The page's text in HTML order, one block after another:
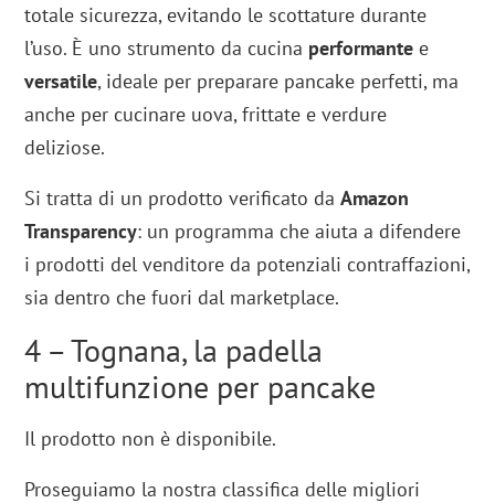
totale sicurezza, evitando le scottature durante
l’uso. È uno strumento da cucina performante e
versatile, ideale per preparare pancake perfetti, ma
anche per cucinare uova, frittate e verdure
deliziose.
Si tratta di un prodotto verificato daAmazon
Transparency: un programma che aiuta a difendere
i prodotti del venditore da potenziali contraffazioni,
sia dentro che fuori dal marketplace.
4 – Tognana, la padella
multifunzione per pancake
Il prodotto non è disponibile.
Proseguiamo la nostra classifica delle migliori